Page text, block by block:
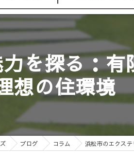
を探る：
想の住環境
ブログ コラム 浜松市のエクス